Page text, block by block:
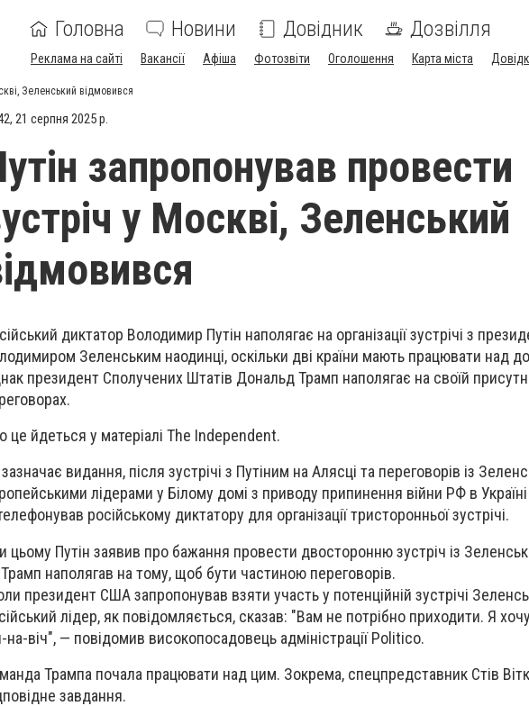
Головна Новини Довідник Дозвілля
Реклама на сайті Вакансії Афіша Фотозвіти Оголошення Карта міста
Зеленський відмовився
21 серпня 2025 р.
запропонував провести
у Москві, Зеленський
диктатор Володимир Путін наполягає на організації зустрічі з
Зеленським наодинці, оскільки дві країни мають працювати над
президент Сполучених Штатів Дональд Трамп наполягає на своїй
це йдеться у матеріалі The Independent.
видання, після зустрічі з Путіним на Алясці та переговорів із
лідерами у Білому домі з приводу припинення війни РФ в
російському диктатору для організації тристоронньої зустрічі.
цьому Путін заявив про бажання провести двосторонню зустріч із
наполягав на тому, щоб бути частиною переговорів.
президент США запропонував взяти участь у потенційній зустрічі
лідер, як повідомляється, сказав: "Вам не потрібно приходити. Я
на-віч", — повідомив високопосадовець адміністрації Politico.
Трампа почала працювати над цим. Зокрема, спецпредставник Стів
завдання.